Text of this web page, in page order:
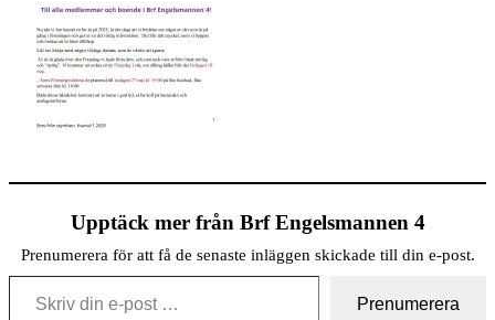
Upptäck mer från Brf Engelsmannen 4
Prenumerera för att få de senaste inläggen skickade till din e-post.
Skriv din e-post …
Prenumerera